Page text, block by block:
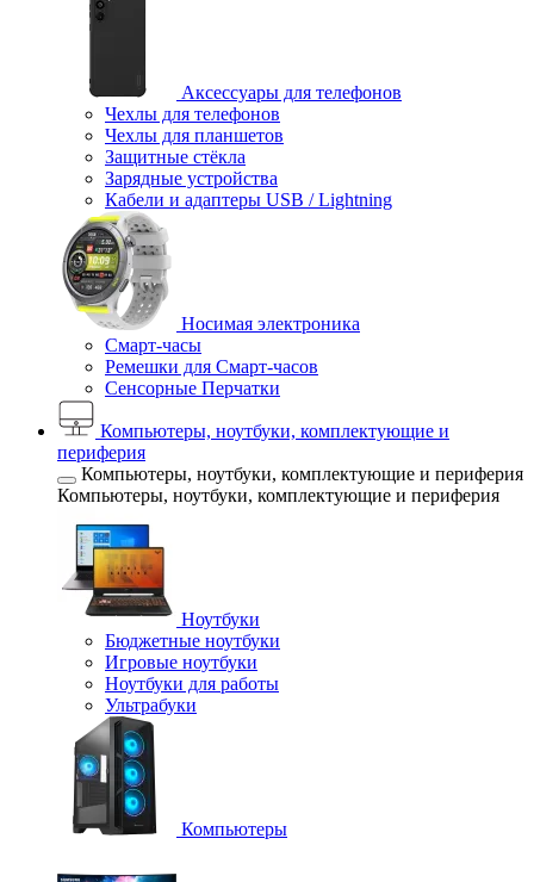
Аксессуары для телефонов
Чехлы для телефонов
Чехлы для планшетов
Защитные стёкла
Зарядные устройства
Кабели и адаптеры USB / Lightning
Носимая электроника
Смарт-часы
Ремешки для Смарт-часов
Сенсорные Перчатки
Компьютеры, ноутбуки, комплектующие и
периферия
Компьютеры, ноутбуки, комплектующие и периферия
Компьютеры, ноутбуки, комплектующие и периферия
Ноутбуки
Бюджетные ноутбуки
Игровые ноутбуки
Ноутбуки для работы
Ультрабуки
Компьютеры